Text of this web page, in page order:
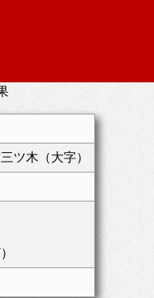
ツ木（大字）